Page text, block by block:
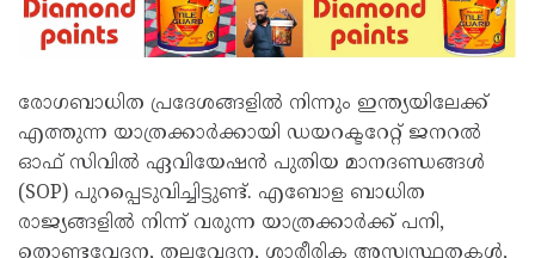
രോഗബാധിത പ്രദേശങ്ങളിൽ നിന്നും ഇന്ത്യയിലേക്ക്
എത്തുന്ന യാത്രക്കാർക്കായി ഡയറക്ടറേറ്റ് ജനറൽ
ഓഫ് സിവിൽ ഏവിയേഷൻ പുതിയ മാനദണ്ഡങ്ങൾ
(SOP) പുറപ്പെടുവിച്ചിട്ടുണ്ട്. എബോള ബാധിത
രാജ്യങ്ങളിൽ നിന്ന് വരുന്ന യാത്രക്കാർക്ക് പനി,
തൊണ്ടവേദന, തലവേദന, ശാരീരിക അസ്വസ്ഥതകൾ,